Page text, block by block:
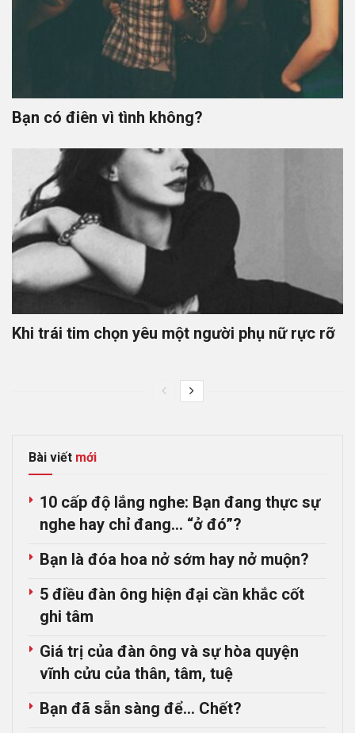
Bạn có điên vì tình không?
Khi trái tim chọn yêu một người phụ nữ rực rỡ
Bài viết mới
10 cấp độ lắng nghe: Bạn đang thực sự
nghe hay chỉ đang… “ở đó”?
Bạn là đóa hoa nở sớm hay nở muộn?
5 điều đàn ông hiện đại cần khắc cốt
ghi tâm
Giá trị của đàn ông và sự hòa quyện
vĩnh cửu của thân, tâm, tuệ
Bạn đã sẵn sàng để… Chết?